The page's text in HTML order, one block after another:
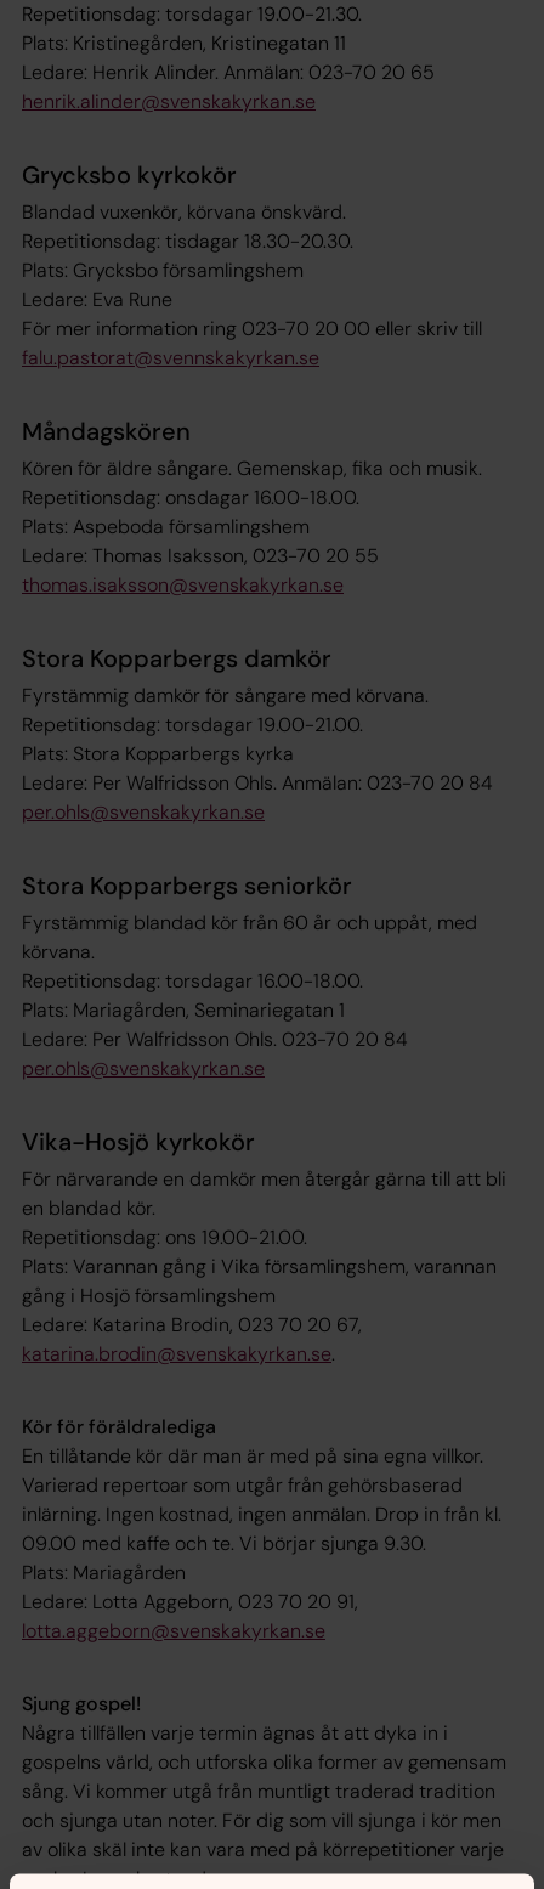
Repetitionsdag: torsdagar 19.00-21.30.
Plats: Kristinegården, Kristinegatan 11
Ledare: Henrik Alinder. Anmälan: 023-70 20 65
henrik.alinder@svenskakyrkan.se
Grycksbo kyrkokör
Blandad vuxenkör, körvana önskvärd.
Repetitionsdag: tisdagar 18.30-20.30.
Plats: Grycksbo församlingshem
Ledare: Eva Rune
För mer information ring 023-70 20 00 eller skriv till
falu.pastorat@svennskakyrkan.se
Måndagskören
Kören för äldre sångare. Gemenskap, fika och musik.
Repetitionsdag: onsdagar 16.00-18.00.
Plats: Aspeboda församlingshem
Ledare: Thomas Isaksson, 023-70 20 55
thomas.isaksson@svenskakyrkan.se
Stora Kopparbergs damkör
Fyrstämmig damkör för sångare med körvana.
Repetitionsdag: torsdagar 19.00-21.00.
Plats: Stora Kopparbergs kyrka
Ledare: Per Walfridsson Ohls. Anmälan: 023-70 20 84
per.ohls@svenskakyrkan.se
Stora Kopparbergs seniorkör
Fyrstämmig blandad kör från 60 år och uppåt, med
körvana.
Repetitionsdag: torsdagar 16.00-18.00.
Plats: Mariagården, Seminariegatan 1
Ledare: Per Walfridsson Ohls. 023-70 20 84
per.ohls@svenskakyrkan.se
Vika-Hosjö kyrkokör
För närvarande en damkör men återgår gärna till att bli
en blandad kör.
Repetitionsdag: ons 19.00-21.00.
Plats: Varannan gång i Vika församlingshem, varannan
gång i Hosjö församlingshem
Ledare: Katarina Brodin, 023 70 20 67,
katarina.brodin@svenskakyrkan.se.
Kör för föräldralediga
En tillåtande kör där man är med på sina egna villkor.
Varierad repertoar som utgår från gehörsbaserad
inlärning. Ingen kostnad, ingen anmälan. Drop in från kl.
09.00 med kaffe och te. Vi börjar sjunga 9.30.
Plats: Mariagården
Ledare: Lotta Aggeborn, 023 70 20 91,
lotta.aggeborn@svenskakyrkan.se
Sjung gospel!
Några tillfällen varje termin ägnas åt att dyka in i
gospelns värld, och utforska olika former av gemensam
sång. Vi kommer utgå från muntligt traderad tradition
och sjunga utan noter. För dig som vill sjunga i kör men
av olika skäl inte kan vara med på körrepetitioner varje
vecka. Ingen kostnad.